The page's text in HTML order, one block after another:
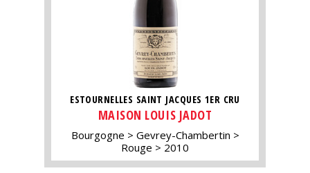
ESTOURNELLES SAINT JACQUES 1ER CRU
MAISON LOUIS JADOT
Bourgogne
Gevrey-Chambertin
Rouge
2010